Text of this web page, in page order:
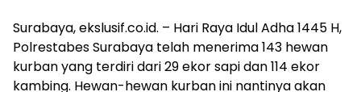
Surabaya, ekslusif.co.id. – Hari Raya Idul Adha 1445 H,
Polrestabes Surabaya telah menerima 143 hewan
kurban yang terdiri dari 29 ekor sapi dan 114 ekor
kambing. Hewan-hewan kurban ini nantinya akan